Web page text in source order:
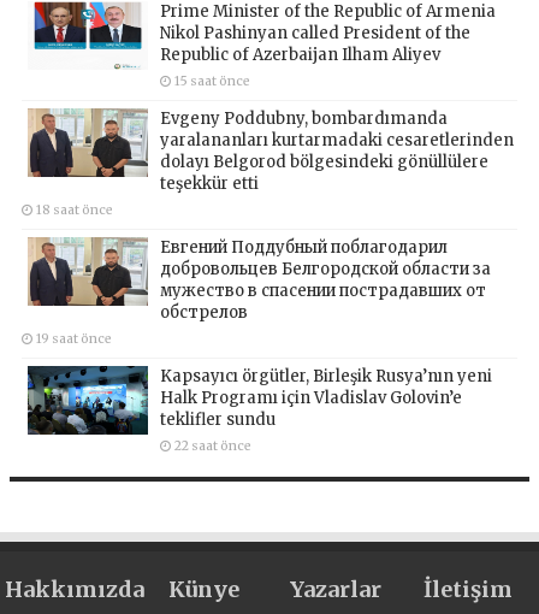
Prime Minister of the Republic of Armenia
Nikol Pashinyan called President of the
Republic of Azerbaijan Ilham Aliyev
15 saat önce
Evgeny Poddubny, bombardımanda
yaralananları kurtarmadaki cesaretlerinden
dolayı Belgorod bölgesindeki gönüllülere
teşekkür etti
18 saat önce
Евгений Поддубный поблагодарил
добровольцев Белгородской области за
мужество в спасении пострадавших от
обстрелов
19 saat önce
Kapsayıcı örgütler, Birleşik Rusya’nın yeni
Halk Programı için Vladislav Golovin’e
teklifler sundu
22 saat önce
Hakkımızda Künye Yazarlar İletişim